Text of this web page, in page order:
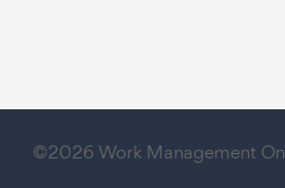
©2026 Work Management